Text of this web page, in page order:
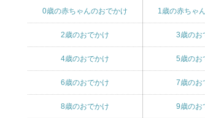
0歳の赤ちゃんのおでかけ 1歳の赤ちゃ
2歳のおでかけ 3歳のお
4歳のおでかけ 5歳のお
6歳のおでかけ 7歳のお
8歳のおでかけ 9歳のお